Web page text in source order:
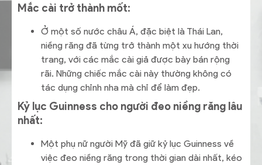
Mắc cài trở thành mốt:
Ở một số nước châu Á, đặc biệt là Thái Lan,
niềng răng đã từng trở thành một xu hướng thời
trang, với các mắc cài giả được bày bán rộng
rãi. Những chiếc mắc cài này thường không có
tác dụng chỉnh nha mà chỉ để làm đẹp.
Kỷ lục Guinness cho người đeo niềng răng lâu
nhất:
Một phụ nữ người Mỹ đã giữ kỷ lục Guinness về
việc đeo niềng răng trong thời gian dài nhất, kéo